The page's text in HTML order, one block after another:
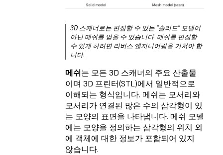
3D 스캐너로는 편집할 수 있는 "솔리드" 모델이
아닌 메쉬를 얻을 수 있습니다. 메쉬를 편집할
수 있게 하려면 리버스 엔지니어링을 거쳐야 합
니다.
메쉬는 모든 3D 스캐너의 주요 산출물
이며 3D 프린터(STL)에서 일반적으로
이해되는 형식입니다. 메쉬는 모서리와
모서리가 연결된 많은 수의 삼각형이 있
는 모양의 표면을 나타냅니다. 메쉬 모델
에는 모양을 정의하는 삼각형의 위치 외
에 객체에 대한 정보가 포함되어 있지
않습니다.